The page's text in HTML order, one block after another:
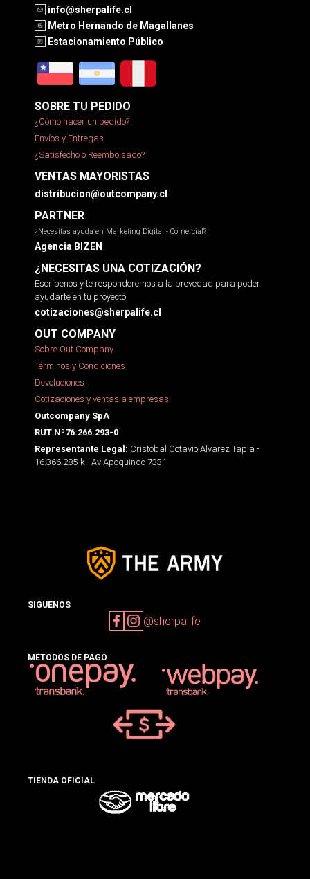
info@sherpalife.cl
Metro Hernando de Magallanes
Estacionamiento Público
SOBRE TU PEDIDO
¿Cómo hacer un pedido?
Envíos y Entregas
¿Satisfecho o Reembolsado?
VENTAS MAYORISTAS
distribucion@outcompany.cl
PARTNER
¿Necesitas ayuda en Marketing Digital - Comercial?
Agencia BIZEN
¿NECESITAS UNA COTIZACIÓN?
Escríbenos y te responderemos a la brevedad para poder
ayudarte en tu proyecto.
cotizaciones@sherpalife.cl
OUT COMPANY
Sobre Out Company
Términos y Condiciones
Devoluciones
Cotizaciones y ventas a empresas
Outcompany SpA
RUT Nº76.266.293-0
Representante Legal: Cristobal Octavio Alvarez Tapia -
16.366.285-k - Av Apoquindo 7331
SIGUENOS
@sherpalife
MÉTODOS DE PAGO
TIENDA OFICIAL